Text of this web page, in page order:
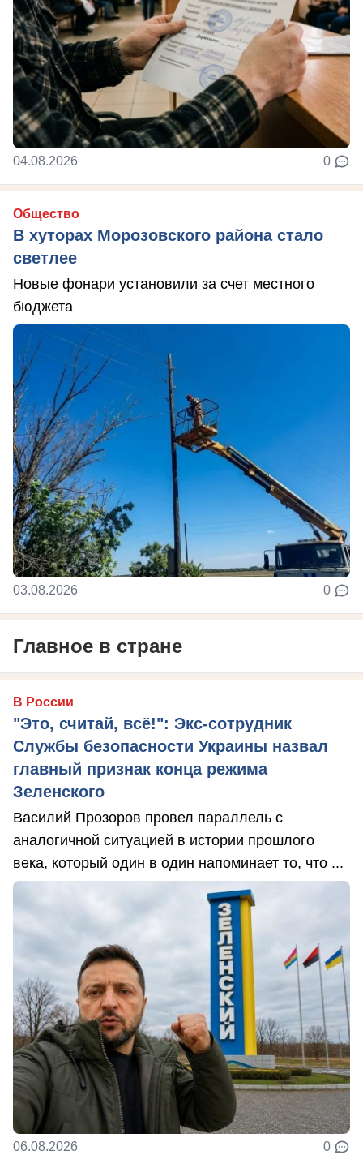
04.08.2026 0
Общество
В хуторах Морозовского района стало
светлее
Новые фонари установили за счет местного
бюджета
03.08.2026 0
Главное в стране
В России
"Это, считай, всё!": Экс-сотрудник
Службы безопасности Украины назвал
главный признак конца режима
Зеленского
Василий Прозоров провел параллель с
аналогичной ситуацией в истории прошлого
века, который один в один напоминает то, что ...
06.08.2026 0